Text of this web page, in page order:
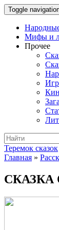
Toggle
Мифы и
Прочее
Теремок сказок
Главная »